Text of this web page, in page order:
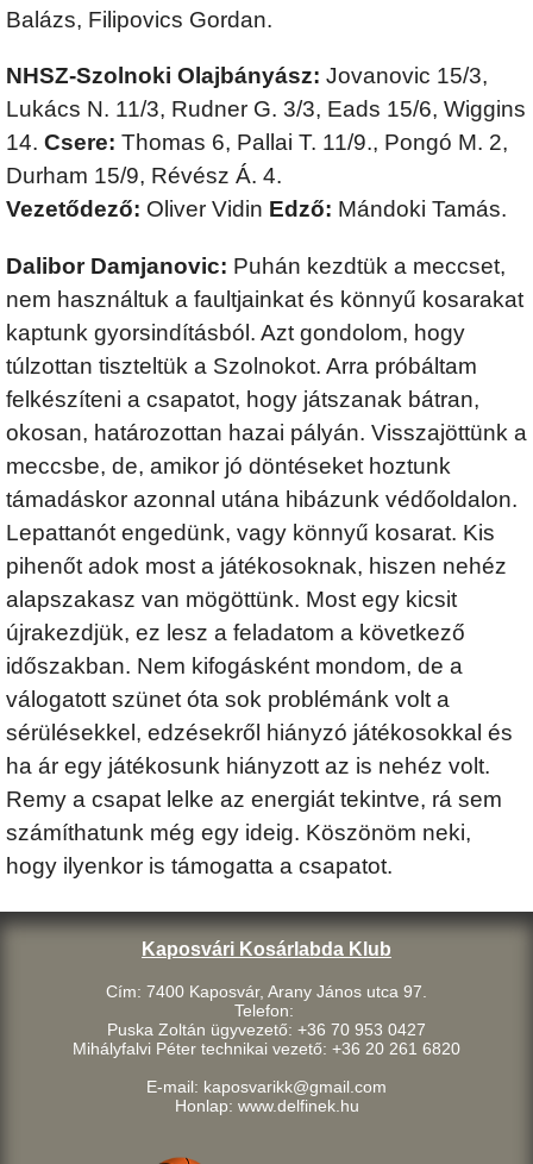
Balázs, Filipovics Gordan.
NHSZ-Szolnoki Olajbányász: Jovanovic 15/3,
Lukács N. 11/3, Rudner G. 3/3, Eads 15/6, Wiggins
14. Csere: Thomas 6, Pallai T. 11/9., Pongó M. 2,
Durham 15/9, Révész Á. 4.
Vezetődező: Oliver Vidin Edző: Mándoki Tamás.
Dalibor Damjanovic: Puhán kezdtük a meccset,
nem használtuk a faultjainkat és könnyű kosarakat
kaptunk gyorsindításból. Azt gondolom, hogy
túlzottan tiszteltük a Szolnokot. Arra próbáltam
felkészíteni a csapatot, hogy játszanak bátran,
okosan, határozottan hazai pályán. Visszajöttünk a
meccsbe, de, amikor jó döntéseket hoztunk
támadáskor azonnal utána hibázunk védőoldalon.
Lepattanót engedünk, vagy könnyű kosarat. Kis
pihenőt adok most a játékosoknak, hiszen nehéz
alapszakasz van mögöttünk. Most egy kicsit
újrakezdjük, ez lesz a feladatom a következő
időszakban. Nem kifogásként mondom, de a
válogatott szünet óta sok problémánk volt a
sérülésekkel, edzésekről hiányzó játékosokkal és
ha ár egy játékosunk hiányzott az is nehéz volt.
Remy a csapat lelke az energiát tekintve, rá sem
számíthatunk még egy ideig. Köszönöm neki,
hogy ilyenkor is támogatta a csapatot.
Kaposvári Kosárlabda Klub
Cím: 7400 Kaposvár, Arany János utca 97.
Telefon:
Puska Zoltán ügyvezető: +36 70 953 0427
Mihályfalvi Péter technikai vezető: +36 20 261 6820
E-mail: kaposvarikk@gmail.com
Honlap: www.delfinek.hu